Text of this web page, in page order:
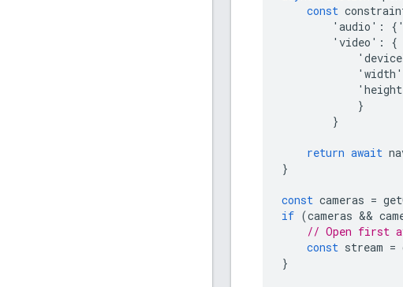
const
' audio ' : { '
' video ' :
{
'
' width '
' height
}
}
return await
}
const cameras =
if (cameras &&
// Open first
const stream =
}